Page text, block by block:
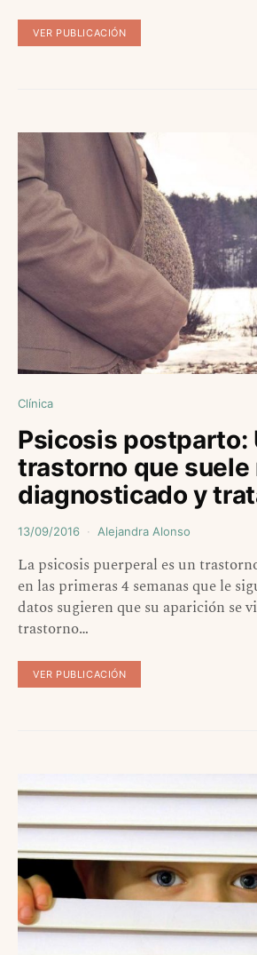
VER PUBLICACIÓN
Clínica
Psicosis postparto:
trastorno que suele
diagnosticado y
13/09/2016 Alejandra Alonso
La psicosis puerperal es un
en las primeras 4 semanas que le
datos sugieren que su aparición se
trastorno…
VER PUBLICACIÓN